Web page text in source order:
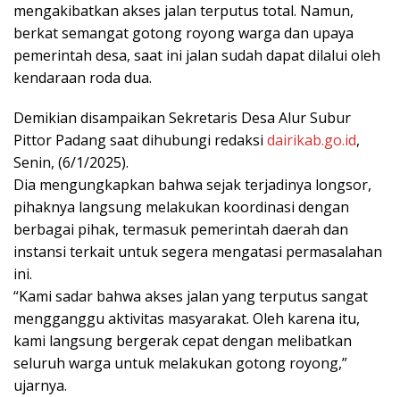
mengakibatkan akses jalan terputus total. Namun,
berkat semangat gotong royong warga dan upaya
pemerintah desa, saat ini jalan sudah dapat dilalui oleh
kendaraan roda dua.
Demikian disampaikan Sekretaris Desa Alur Subur
Pittor Padang saat dihubungi redaksi dairikab.go.id,
Senin, (6/1/2025).
Dia mengungkapkan bahwa sejak terjadinya longsor,
pihaknya langsung melakukan koordinasi dengan
berbagai pihak, termasuk pemerintah daerah dan
instansi terkait untuk segera mengatasi permasalahan
ini.
“Kami sadar bahwa akses jalan yang terputus sangat
mengganggu aktivitas masyarakat. Oleh karena itu,
kami langsung bergerak cepat dengan melibatkan
seluruh warga untuk melakukan gotong royong,”
ujarnya.